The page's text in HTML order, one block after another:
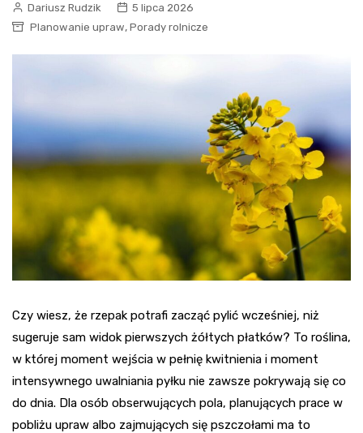
Dariusz Rudzik
5 lipca 2026
Planowanie upraw, Porady rolnicze
Czy wiesz, że rzepak potrafi zacząć pylić wcześniej, niż
sugeruje sam widok pierwszych żółtych płatków? To roślina,
w której moment wejścia w pełnię kwitnienia i moment
intensywnego uwalniania pyłku nie zawsze pokrywają się co
do dnia. Dla osób obserwujących pola, planujących prace w
pobliżu upraw albo zajmujących się pszczołami ma to